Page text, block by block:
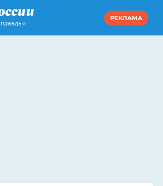
правды»
РЕКЛАМА